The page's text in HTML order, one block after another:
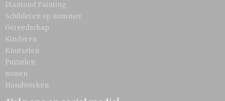
Diamond Painting
Schilderen op nummer
Gereedschap
Kinderen
Knutselen
Puzzelen
wonen
Handwerken